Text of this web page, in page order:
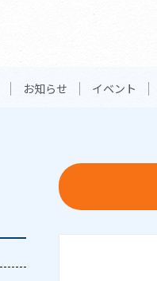
お知らせ イベント